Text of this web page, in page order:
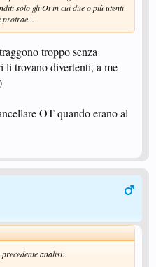
solo gli Ot in cui due o più utenti
troppo senza
trovano divertenti, a me
OT quando erano al
analisi: